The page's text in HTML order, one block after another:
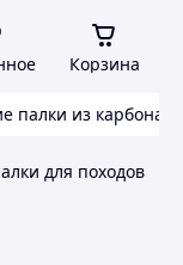
Корзина
палки из карбона
для походов